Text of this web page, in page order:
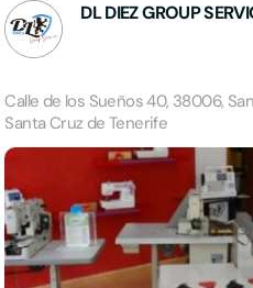
DL DIEZ GROUP
Calle de los Sueños 40, 38006,
Santa Cruz de Tenerife